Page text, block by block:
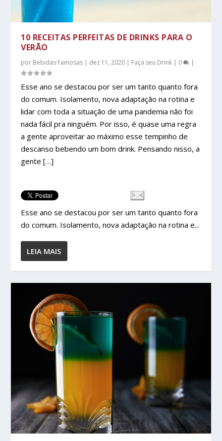
10 RECEITAS PERFEITAS DE DRINKS PARA O
VERÃO
por Bebidas Famosas | dez 11, 2020 | Faça seu Drink | 0 |
Esse ano se destacou por ser um tanto quanto fora
do comum. Isolamento, nova adaptação na rotina e
lidar com toda a situação de uma pandemia não foi
nada fácil pra ninguém. Por isso, é quase uma regra
a gente aproveitar ao máximo esse tempinho de
descanso bebendo um bom drink. Pensando nisso, a
gente […]
Esse ano se destacou por ser um tanto quanto fora
do comum. Isolamento, nova adaptação na rotina e...
LEIA MAIS